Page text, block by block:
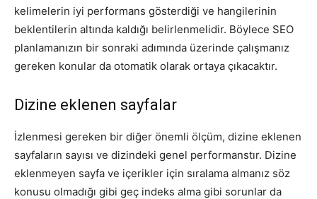
kelimelerin iyi performans gösterdiği ve hangilerinin
beklentilerin altında kaldığı belirlenmelidir. Böylece SEO
planlamanızın bir sonraki adımında üzerinde çalışmanız
gereken konular da otomatik olarak ortaya çıkacaktır.
Dizine eklenen sayfalar
İzlenmesi gereken bir diğer önemli ölçüm, dizine eklenen
sayfaların sayısı ve dizindeki genel performanstır. Dizine
eklenmeyen sayfa ve içerikler için sıralama almanız söz
konusu olmadığı gibi geç indeks alma gibi sorunlar da